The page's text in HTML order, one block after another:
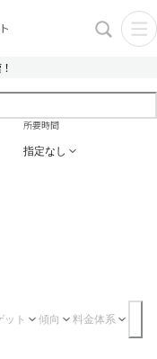
所要時間
指定なし
ット 傾向 料金体系